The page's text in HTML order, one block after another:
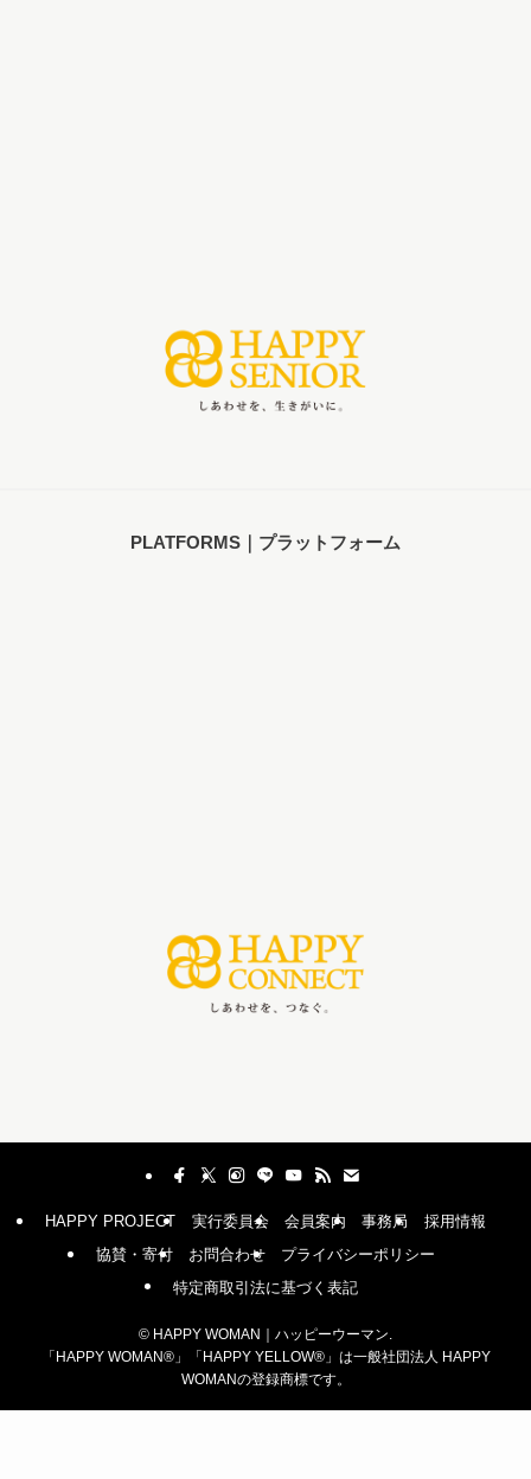
PLATFORMS｜プラットフォーム
HAPPY PROJECT 実行委員会 会員案内 事務局
採用情報
協賛・寄付
お問合わせ
プライバシーポリシー
特定商取引法に基づく表記
© HAPPY WOMAN｜ハッピーウーマン.
「HAPPY WOMAN®︎」「HAPPY YELLOW®︎」は一般社団法人 HAPPY
WOMANの登録商標です。